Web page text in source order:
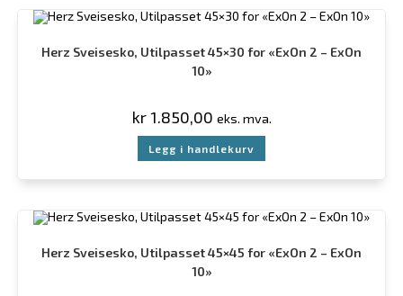
Herz Sveisesko, Utilpasset 45×30 for «ExOn 2 – ExOn
10»
kr1.850,00 eks. mva.
Legg i handlekurv
Herz Sveisesko, Utilpasset 45×45 for «ExOn 2 – ExOn
10»